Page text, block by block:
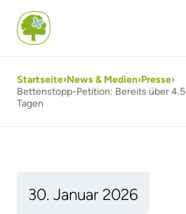
Startseite›News & Medien›Presse›
Bettenstopp-Petition: Bereits über
Tagen
30. Januar 2026